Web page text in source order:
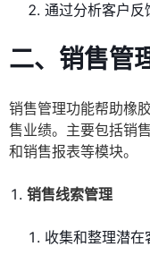
通过分析客户反
二、销售管
销售管理功能帮助橡
售业绩。主要包括销
和销售报表等模块。
销售线索管理
收集和整理潜在